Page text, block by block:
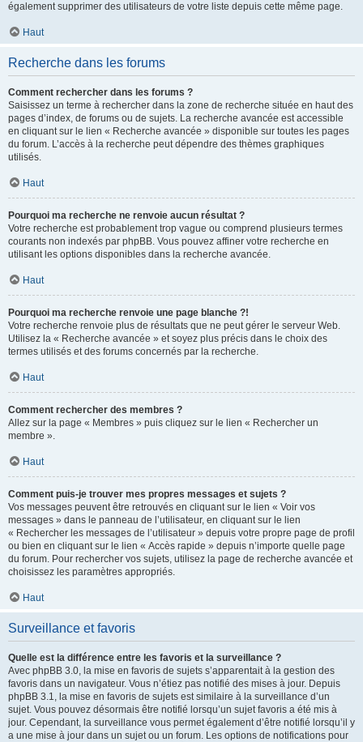
également supprimer des utilisateurs de votre liste depuis cette même page.
Haut
Recherche dans les forums
Comment rechercher dans les forums ?
Saisissez un terme à rechercher dans la zone de recherche située en haut des
pages d’index, de forums ou de sujets. La recherche avancée est accessible
en cliquant sur le lien « Recherche avancée » disponible sur toutes les pages
du forum. L’accès à la recherche peut dépendre des thèmes graphiques
utilisés.
Haut
Pourquoi ma recherche ne renvoie aucun résultat ?
Votre recherche est probablement trop vague ou comprend plusieurs termes
courants non indexés par phpBB. Vous pouvez affiner votre recherche en
utilisant les options disponibles dans la recherche avancée.
Haut
Pourquoi ma recherche renvoie une page blanche ?!
Votre recherche renvoie plus de résultats que ne peut gérer le serveur Web.
Utilisez la « Recherche avancée » et soyez plus précis dans le choix des
termes utilisés et des forums concernés par la recherche.
Haut
Comment rechercher des membres ?
Allez sur la page « Membres » puis cliquez sur le lien « Rechercher un
membre ».
Haut
Comment puis-je trouver mes propres messages et sujets ?
Vos messages peuvent être retrouvés en cliquant sur le lien « Voir vos
messages » dans le panneau de l’utilisateur, en cliquant sur le lien
« Rechercher les messages de l’utilisateur » depuis votre propre page de profil
ou bien en cliquant sur le lien « Accès rapide » depuis n’importe quelle page
du forum. Pour rechercher vos sujets, utilisez la page de recherche avancée et
choisissez les paramètres appropriés.
Haut
Surveillance et favoris
Quelle est la différence entre les favoris et la surveillance ?
Avec phpBB 3.0, la mise en favoris de sujets s’apparentait à la gestion des
favoris dans un navigateur. Vous n’étiez pas notifié des mises à jour. Depuis
phpBB 3.1, la mise en favoris de sujets est similaire à la surveillance d’un
sujet. Vous pouvez désormais être notifié lorsqu’un sujet favoris a été mis à
jour. Cependant, la surveillance vous permet également d’être notifié lorsqu’il y
a une mise à jour dans un sujet ou un forum. Les options de notifications pour